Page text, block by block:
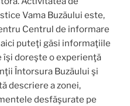
Vama Buzăului este,
Centrul de informare
puteţi găsi informaţiile
îşi doreşte o experienţă
Întorsura Buzăului şi
descriere a zonei,
desfăşurate pe